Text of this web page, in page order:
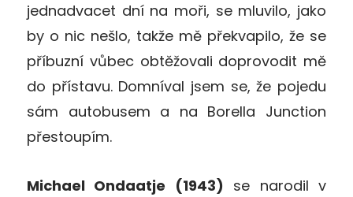
jednadvacet dní na moři, se mluvilo, jako
by o nic nešlo, takže mě překvapilo, že se
příbuzní vůbec obtěžovali doprovodit mě
do přístavu. Domníval jsem se, že pojedu
sám autobusem a na Borella Junction
přestoupím.
Michael Ondaatje (1943) se narodil v